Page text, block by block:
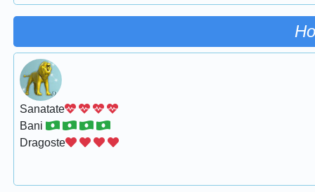
Sanatate
Bani
Dragoste